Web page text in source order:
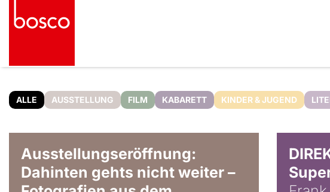
ALLE AUSSTELLUNG FILM KABARETT KINDER & JUGEND
Ausstellungseröffnung:
Dahinten gehts nicht weiter –